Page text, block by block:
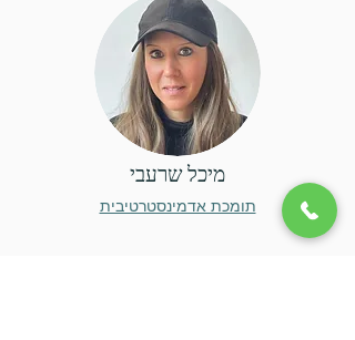
מיכל שרעבי
תומכת אדמינסטרטיבית